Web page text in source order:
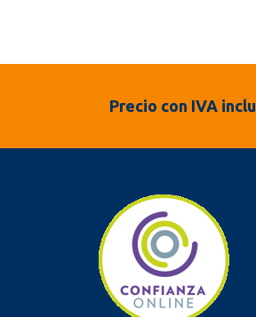
Precio con IVA